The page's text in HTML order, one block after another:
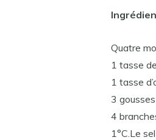
Quatre
1 tasse
1 tasse
3
4
1°C.Le sel